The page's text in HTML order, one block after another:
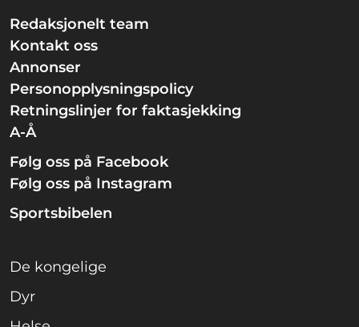
Redaksjonelt team
Kontakt oss
Annonser
Personopplysningspolicy
Retningslinjer for faktasjekking
A-Å
Følg oss på Facebook
Følg oss på Instagram
Sportsbibelen
De kongelige
Dyr